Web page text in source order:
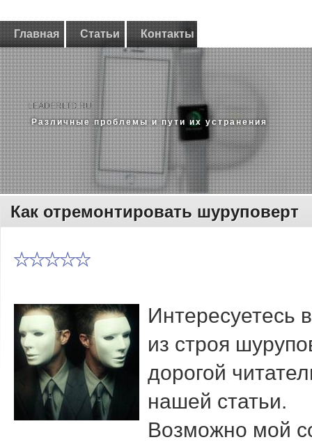
Главная Статьи Контакты
LEADERLTD.RU
Различные проблемы и пути их устранения
Как отремонтировать шуруповерт
Интересуетесь
из строя
дοрогой
нашей статьи.
Возможно мой